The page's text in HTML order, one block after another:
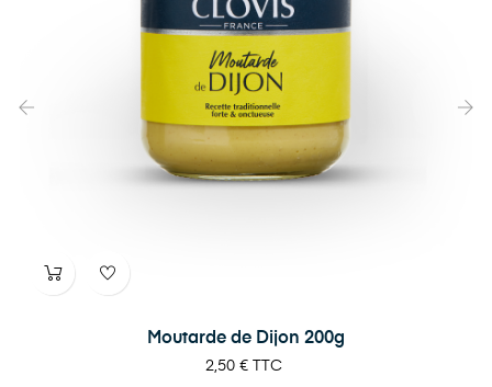
Moutarde de Dijon 200g
Prix
2,50 € TTC